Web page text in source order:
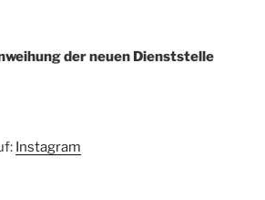
der neuen Dienststelle
Instagram